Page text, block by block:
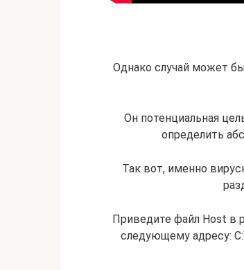
Однако случай может
Он потенциальная
определить
Так вот, именно
Приведите файл Host в
следующему адресу: